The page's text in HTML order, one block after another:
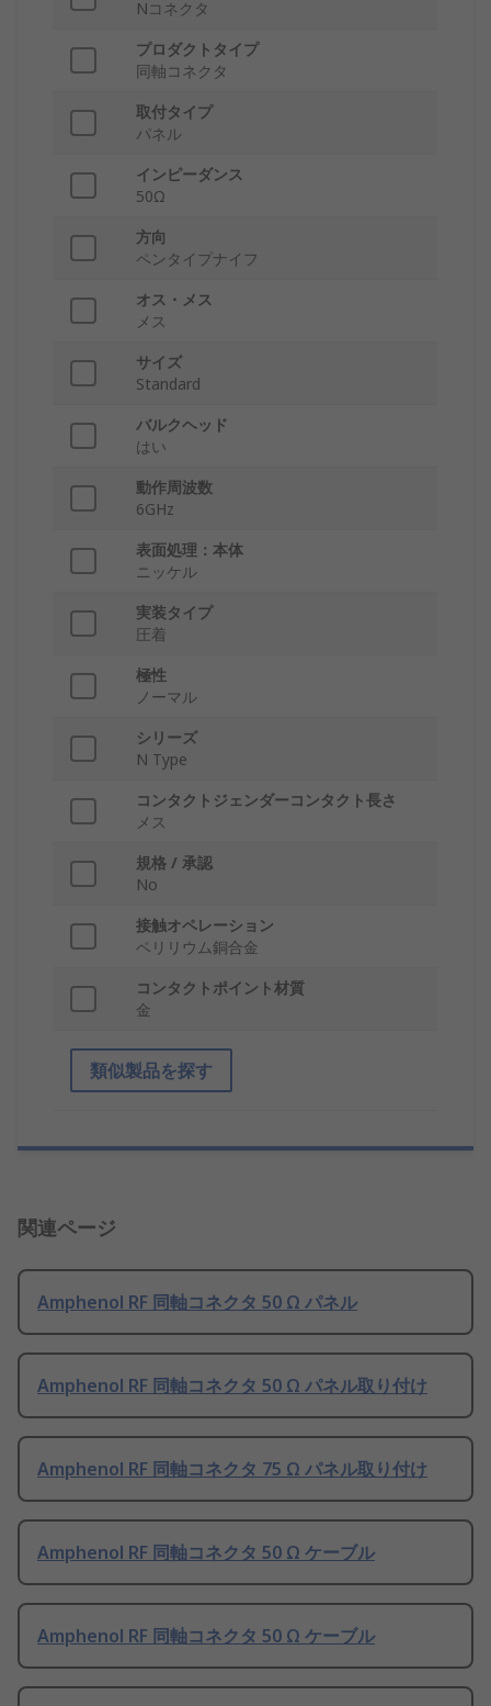
Nコネクタ
プロダクトタイプ
同軸コネクタ
取付タイプ
パネル
インピーダンス
50Ω
方向
ペンタイプナイフ
オス・メス
メス
サイズ
Standard
バルクヘッド
はい
動作周波数
6GHz
表面処理：本体
ニッケル
実装タイプ
圧着
極性
ノーマル
シリーズ
N Type
コンタクトジェンダーコンタクト長さ
メス
規格 / 承認
No
接触オペレーション
ベリリウム銅合金
コンタクトポイント材質
金
類似製品を探す
関連ページ
Amphenol RF 同軸コネクタ 50 Ω パネル
Amphenol RF 同軸コネクタ 50 Ω パネル取り付け
Amphenol RF 同軸コネクタ 75 Ω パネル取り付け
Amphenol RF 同軸コネクタ 50 Ω ケーブル
Amphenol RF 同軸コネクタ 50 Ω ケーブル